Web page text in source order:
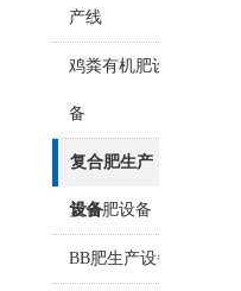
产线
鸡粪有机肥设
备
复合肥生产
设备
复合肥设备
BB肥生产设备